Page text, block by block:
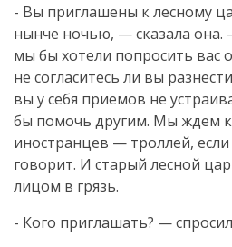
- Вы приглашены к лесному
нынче ночью, — сказала она.
мы бы хотели попросить вас
не согласитесь ли вы
вы у себя приемов не
бы помочь другим. Мы ждем к
иностранцев — троллей,
говорит. И старый лесной
лицом в грязь.
- Кого приглашать? —